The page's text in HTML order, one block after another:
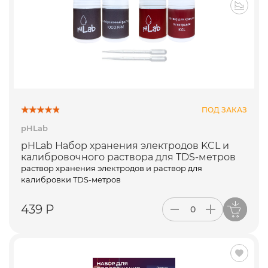
ПОД ЗАКАЗ
pHLab
pHLab Набор хранения электродов KCL и
калибровочного раствора для TDS-метров
раствор хранения электродов и раствор для
калибровки TDS-метров
439 Р